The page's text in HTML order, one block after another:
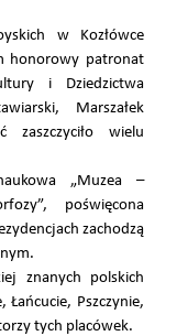
w Kozłówce
honorowy patronat
i Dziedzictwa
Marszałek
zaszczyciło wielu
„Muzea –
poświęcona
zachodzą
znanych polskich
Pszczynie,
tych placówek.